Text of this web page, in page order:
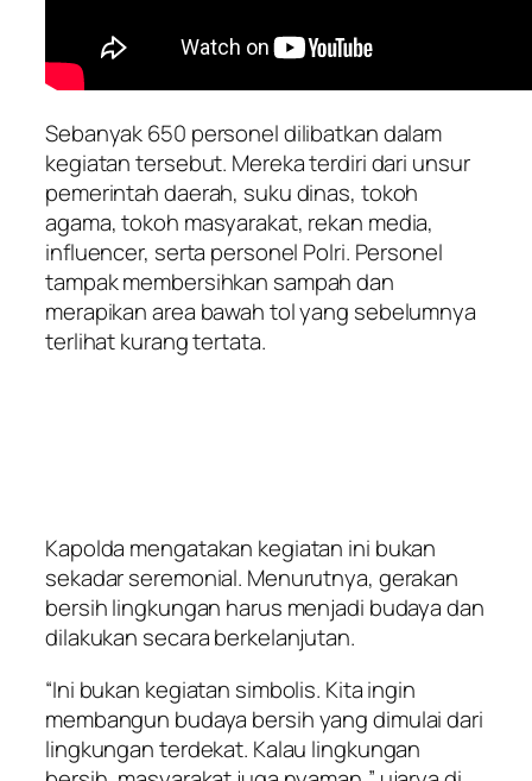
Sebanyak 650 personel dilibatkan dalam
kegiatan tersebut. Mereka terdiri dari unsur
pemerintah daerah, suku dinas, tokoh
agama, tokoh masyarakat, rekan media,
influencer, serta personel Polri. Personel
tampak membersihkan sampah dan
merapikan area bawah tol yang sebelumnya
terlihat kurang tertata.
Kapolda mengatakan kegiatan ini bukan
sekadar seremonial. Menurutnya, gerakan
bersih lingkungan harus menjadi budaya dan
dilakukan secara berkelanjutan.
“Ini bukan kegiatan simbolis. Kita ingin
membangun budaya bersih yang dimulai dari
lingkungan terdekat. Kalau lingkungan